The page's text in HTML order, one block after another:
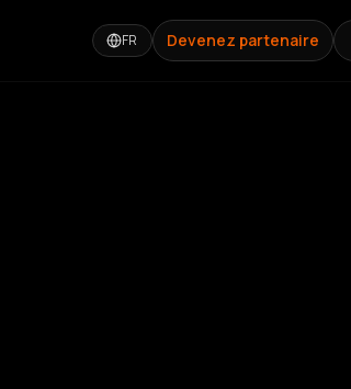
FR Devenez partenaire